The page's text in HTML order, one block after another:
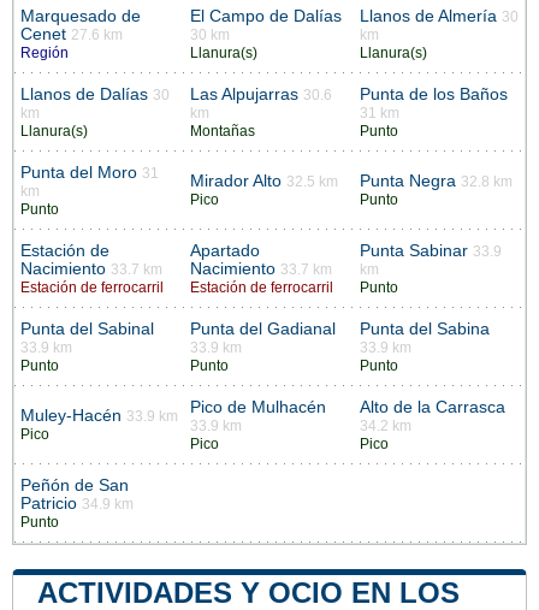
Marquesado de
Cenet 27.6 km
Región
El Campo de Dalías
30 km
Llanura(s)
Llanos de Almería 30
km
Llanura(s)
Llanos de Dalías 30
km
Llanura(s)
Las Alpujarras 30.6
km
Montañas
Punta de los Baños
31 km
Punto
Punta del Moro 31
km
Punto
Mirador Alto 32.5 km
Pico
Punta Negra 32.8 km
Punto
Estación de
Nacimiento 33.7 km
Estación de ferrocarril
Apartado
Nacimiento 33.7 km
Estación de ferrocarril
Punta Sabinar 33.9
km
Punto
Punta del Sabinal
33.9 km
Punto
Punta del Gadianal
33.9 km
Punto
Punta del Sabina
33.9 km
Punto
Muley-Hacén 33.9 km
Pico
Pico de Mulhacén
33.9 km
Pico
Alto de la Carrasca
34.2 km
Pico
Peñón de San
Patricio 34.9 km
Punto
ACTIVIDADES Y OCIO EN LOS